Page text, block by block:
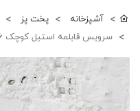
آشپزخانه پخت پز
سرویس قابلمه استیل کوچک 6 پارچه کاراجا Emirgan Induksiyon